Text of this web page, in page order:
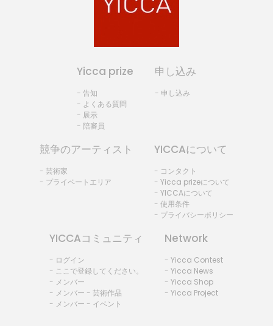
Yicca prize
- 告知
- よくある質問
- 展示
- 陪審員
申し込み
- 申し込み
競争のアーティスト
- 芸術家
- プライベートエリア
YICCAについて
- コンタクト
- Yicca prizeについて
- YICCAについて
- 使用条件
- プライバシーポリシー
YICCAコミュニティ
- ログイン
- ここで登録してください。
- メンバー
- メンバー - 芸術作品
- メンバー - イベント
Network
- Yicca Contest
- Yicca News
- Yicca Shop
- Yicca Project